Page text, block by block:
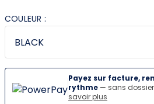
COULEUR :
Payez sur facture,
rythme — sans
savoir plus